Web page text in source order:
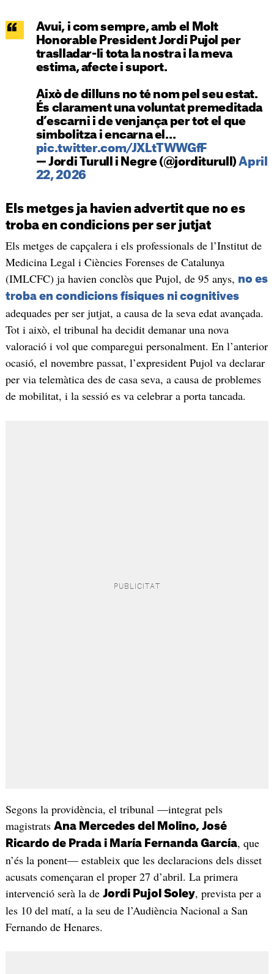
Avui, i com sempre, amb el Molt
Honorable President Jordi Pujol per
traslladar-li tota la nostra i la meva
estima, afecte i suport.
Això de dilluns no té nom pel seu estat.
És clarament una voluntat premeditada
d’escarni i de venjança per tot el que
simbolitza i encarna el…
pic.twitter.com/JXLtTWWGfF
— Jordi Turull i Negre (@jorditurull)April
22, 2026
Els metges ja havien advertit que no es
troba en condicions per ser jutjat
Els metges de capçalera i els professionals de l’Institut de
Medicina Legal i Ciències Forenses de Catalunya
(IMLCFC) ja havien conclòs que Pujol, de 95 anys, no es
troba en condicions físiques ni cognitives
adequades per ser jutjat, a causa de la seva edat avançada.
Tot i això, el tribunal ha decidit demanar una nova
valoració i vol que comparegui personalment. En l’anterior
ocasió, el novembre passat, l’expresident Pujol va declarar
per via telemàtica des de casa seva, a causa de problemes
de mobilitat, i la sessió es va celebrar a porta tancada.
Segons la providència, el tribunal —integrat pels
magistrats Ana Mercedes del Molino, José
Ricardo de Prada i María Fernanda García, que
n’és la ponent— estableix que les declaracions dels disset
acusats començaran el proper 27 d’abril. La primera
intervenció serà la de Jordi Pujol Soley, prevista per a
les 10 del matí, a la seu de l’Audiència Nacional a San
Fernando de Henares.